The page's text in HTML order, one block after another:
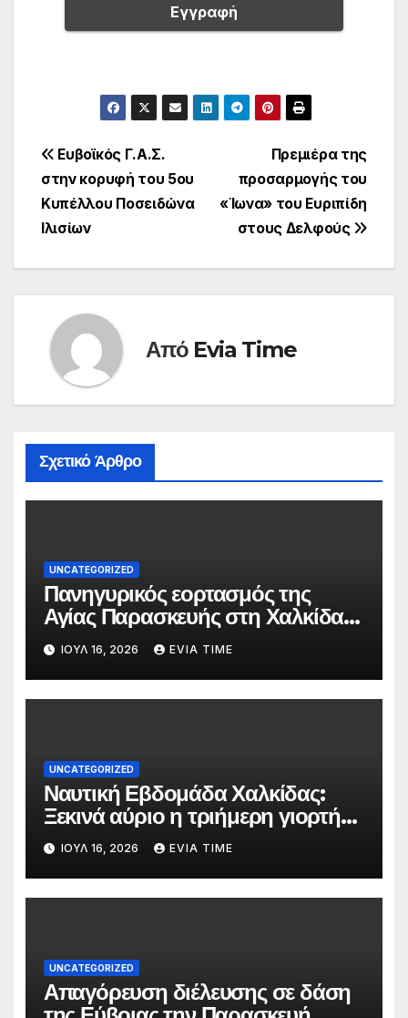
Πλοήγηση
άρθρων
Πρεμιέρα της
προσαρμογής του
«Ίωνα» του Ευριπίδη
στους Δελφούς
Ευβοϊκός Γ.Α.Σ.
στην κορυφή του 5ου
Κυπέλλου Ποσειδώνα
Ιλισίων
Από Evia Time
Σχετικό Άρθρο
UNCATEGORIZED
Πανηγυρικός εορτασμός της
Αγίας Παρασκευής στη Χαλκίδα
τις 25 και 26 Ιουλίου
ΙΟΎΛ 16, 2026 EVIA TIME
UNCATEGORIZED
Ναυτική Εβδομάδα Χαλκίδας:
Ξεκινά αύριο η τριήμερη γιορτή
στο όνομα της Αγίας Παρασκευής
ΙΟΎΛ 16, 2026 EVIA TIME
UNCATEGORIZED
Απαγόρευση διέλευσης σε δάση